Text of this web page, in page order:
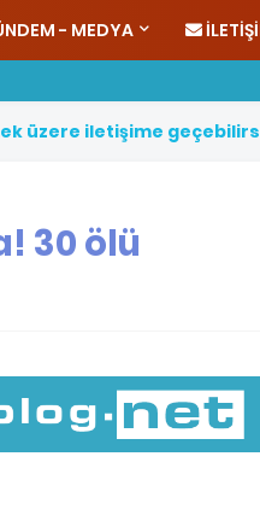
- MEDYA
ek üzere iletişime geçebilirs
30 ölü